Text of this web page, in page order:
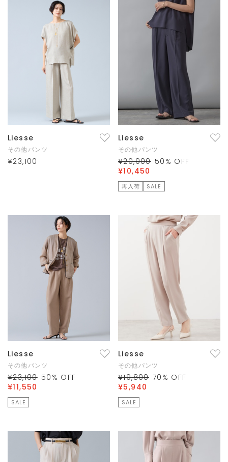
Liesse
その他パンツ
¥23,100
Liesse
その他パンツ
¥20,900 50 % OFF
¥10,450
再入荷 SALE
Liesse
その他パンツ
¥23,100 50 % OFF
¥11,550
SALE
Liesse
その他パンツ
¥19,800 70 % OFF
¥5,940
SALE